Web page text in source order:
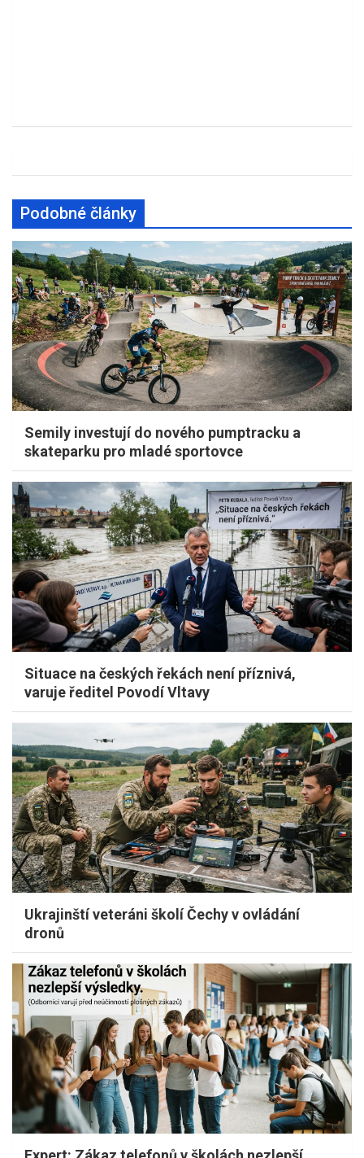
Podobné články
Semily investují do nového pumptracku a
skateparku pro mladé sportovce
Situace na českých řekách není příznivá,
varuje ředitel Povodí Vltavy
Ukrajinští veteráni školí Čechy v ovládání
dronů